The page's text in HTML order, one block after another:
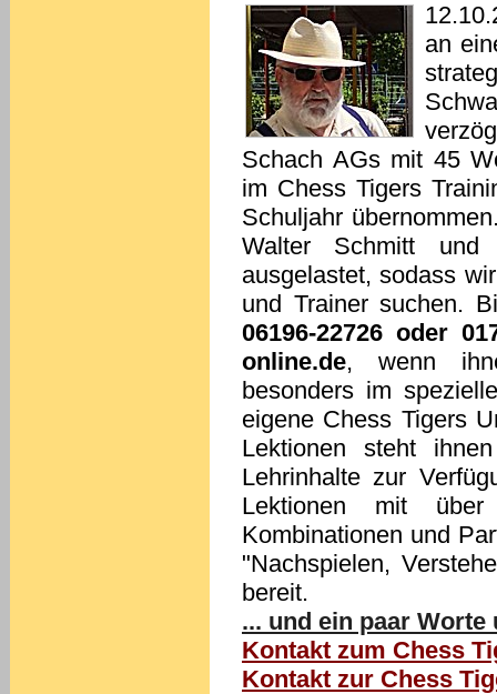
an
Schach AGs mit 45
im Chess Tigers
Schuljahr
Walter Schmitt
ausgelastet, sodass
und Trainer suchen.
06196-22726 oder
online.de, wenn
besonders im
eigene Chess Tigers
Lektionen steht
Lehrinhalte zur
Lektionen mit über
Kombinationen und
"Nachspielen,
bereit.
... und ein paar
Kontakt zum Chess
Kontakt zur Chess